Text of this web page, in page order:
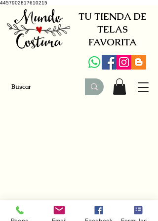
4457902817610215
TU TIENDA DE
TELAS
FAVORITA
+34 941579600 +34 650030142